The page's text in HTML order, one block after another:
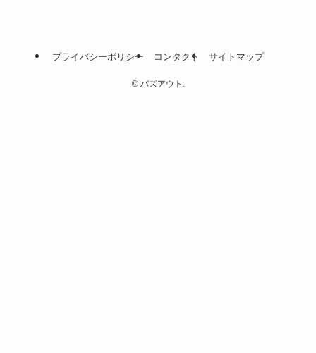
プライバシーポリシー コンタクト サイトマップ
©バズアウト.